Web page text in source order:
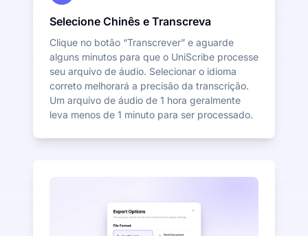
Selecione Chinês e Transcreva
Clique no botão “Transcrever” e aguarde
alguns minutos para que o UniScribe processe
seu arquivo de áudio. Selecionar o idioma
correto melhorará a precisão da transcrição.
Um arquivo de áudio de 1 hora geralmente
leva menos de 1 minuto para ser processado.